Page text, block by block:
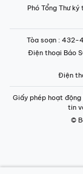
Phó Tổng Thư ký
Tòa soạn : 432-
Điện thoại Báo
Điện
Giấy phép hoạt
tin
©